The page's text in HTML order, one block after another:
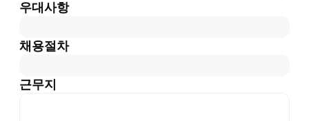
우대사항
채용절차
근무지